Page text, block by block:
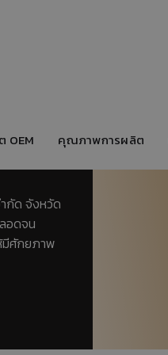
OEM คุณภาพการผลิต
กัด จังหวัด
อดจน
มีศักยภาพ